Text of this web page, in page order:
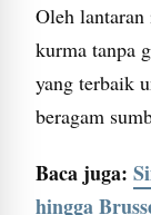
Oleh
kurma tanpa
yang terbaik
beragam
Baca juga:
hingga